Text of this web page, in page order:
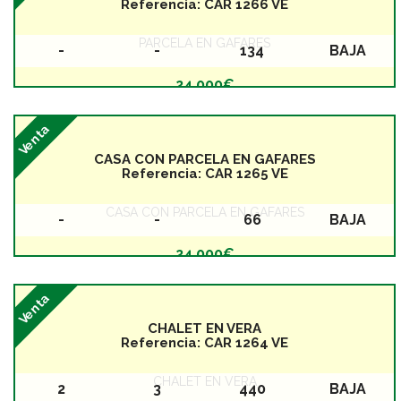
Referencia: CAR 1266 VE
PARCELA EN GAFARES
24.000€
- - 134
Superficie
BAJA
CASA CON PARCELA EN GAFARES
Referencia: CAR 1265 VE
CASA CON PARCELA EN GAFARES
Venta
24.000€
- - 66
Superficie
BAJA
CHALET EN VERA
Referencia: CAR 1264 VE
CHALET EN VERA
Venta
2 3 440 BAJA